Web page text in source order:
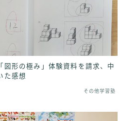
図形の極み」体験資料を請求、中
た感想
その他学習塾